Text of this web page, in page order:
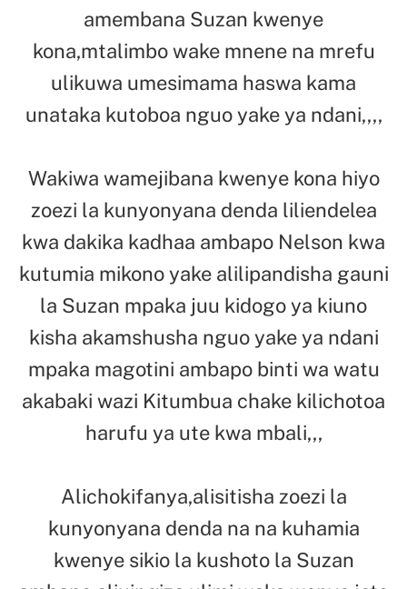
amembana Suzan kwenye
kona,mtalimbo wake mnene na mrefu
ulikuwa umesimama haswa kama
unataka kutoboa nguo yake ya ndani,,,,
Wakiwa wamejibana kwenye kona hiyo
zoezi la kunyonyana denda liliendelea
kwa dakika kadhaa ambapo Nelson kwa
kutumia mikono yake alilipandisha gauni
la Suzan mpaka juu kidogo ya kiuno
kisha akamshusha nguo yake ya ndani
mpaka magotini ambapo binti wa watu
akabaki wazi Kitumbua chake kilichotoa
harufu ya ute kwa mbali,,,
Alichokifanya,alisitisha zoezi la
kunyonyana denda na na kuhamia
kwenye sikio la kushoto la Suzan